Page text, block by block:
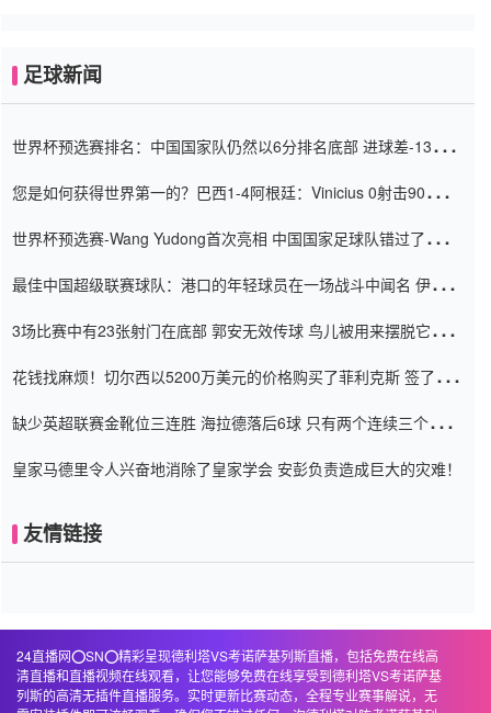
足球新闻
世界杯预选赛排名：中国国家队仍然以6分排名底部 进球差-13令人
您是如何获得世界第一的？巴西1-4阿根廷：Vinicius 0射击90分钟
世界杯预选赛-Wang Yudong首次亮相 中国国家足球队错过了世界
最佳中国超级联赛球队：港口的年轻球员在一场战斗中闻名 伊万放
3场比赛中有23张射门在底部 郭安无效传球 鸟儿被用来摆脱它
花钱找麻烦！切尔西以5200万美元的价格购买了菲利克斯 签了7年
缺少英超联赛金靴位三连胜 海拉德落后6球 只有两个连续三个连续
皇家马德里令人兴奋地消除了皇家学会 安彭负责造成巨大的灾难！
友情链接
24直播网⭕️SN⭕️精彩呈现德利塔VS考诺萨基列斯直播，包括免费在线高
清直播和直播视频在线观看，让您能够免费在线享受到德利塔VS考诺萨基
列斯的高清无插件直播服务。实时更新比赛动态，全程专业赛事解说，无